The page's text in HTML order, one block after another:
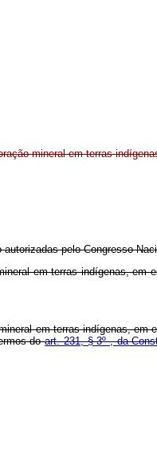
mineral em terras
pelo Congresso
em terras indígenas, em
em terras indígenas, em
doart. 231, § 3º , da